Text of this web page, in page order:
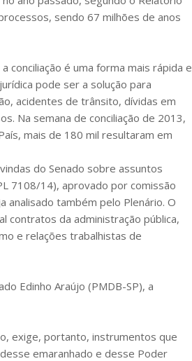
sendo 67 milhões de anos
conciliação é uma forma mais rápida e
pode ser a solução para
acidentes de trânsito, dívidas em
Na semana de conciliação de 2013,
mais de 180 mil resultaram em
do Senado sobre assuntos
7108/14), aprovado por comissão
analisado também pelo Plenário. O
contratos da administração pública,
e relações trabalhistas de
Edinho Araújo (PMDB-SP), a
exige, portanto, instrumentos que
emaranhado e desse Poder